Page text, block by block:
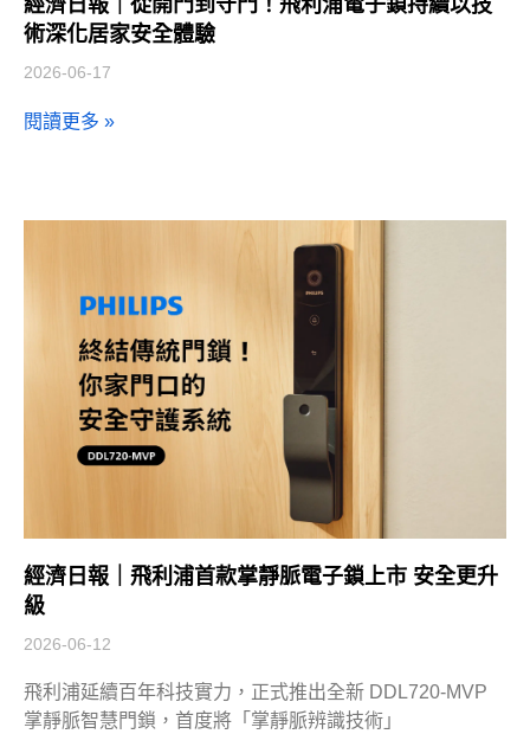
術深化居家安全體驗
2026-06-17
閱讀更多 »
經濟日報｜飛利浦首款掌靜脈電子鎖上市 安全更升
級
2026-06-12
飛利浦延續百年科技實力，正式推出全新 DDL720-MVP
掌靜脈智慧門鎖，首度將「掌靜脈辨識技術」